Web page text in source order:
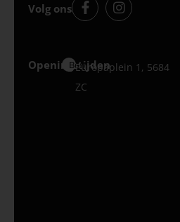
Volg ons
Openingstijden
Best
Europaplein 1, 5684
ZC